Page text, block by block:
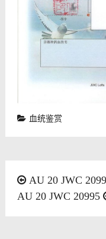
血统鉴赏
文AU 20 JWC
AU 20 JWC 20995